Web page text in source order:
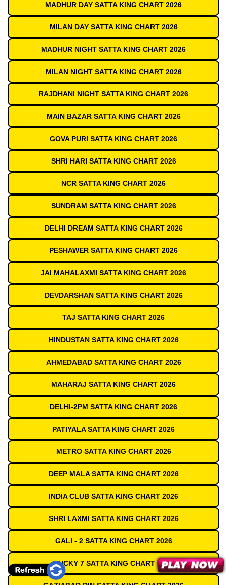
MADHUR DAY SATTA KING CHART 2026
MILAN DAY SATTA KING CHART 2026
MADHUR NIGHT SATTA KING CHART 2026
MILAN NIGHT SATTA KING CHART 2026
RAJDHANI NIGHT SATTA KING CHART 2026
MAIN BAZAR SATTA KING CHART 2026
GOVA PURI SATTA KING CHART 2026
SHRI HARI SATTA KING CHART 2026
NCR SATTA KING CHART 2026
SUNDRAM SATTA KING CHART 2026
DELHI DREAM SATTA KING CHART 2026
PESHAWER SATTA KING CHART 2026
JAI MAHALAXMI SATTA KING CHART 2026
DEVDARSHAN SATTA KING CHART 2026
TAJ SATTA KING CHART 2026
HINDUSTAN SATTA KING CHART 2026
AHMEDABAD SATTA KING CHART 2026
MAHARAJ SATTA KING CHART 2026
DELHI-2PM SATTA KING CHART 2026
PATIYALA SATTA KING CHART 2026
METRO SATTA KING CHART 2026
DEEP MALA SATTA KING CHART 2026
INDIA CLUB SATTA KING CHART 2026
SHRI LAXMI SATTA KING CHART 2026
GALI - 2 SATTA KING CHART 2026
LUCKY 7 SATTA KING CHART 2026